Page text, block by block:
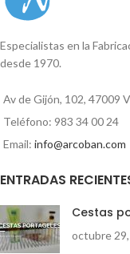
Especialistas en la
desde 1970.
Av de Gijón, 102, 47009
Teléfono: 983 34 00 24
Email: info@arcoban.com
ENTRADAS
Cestas
octubre